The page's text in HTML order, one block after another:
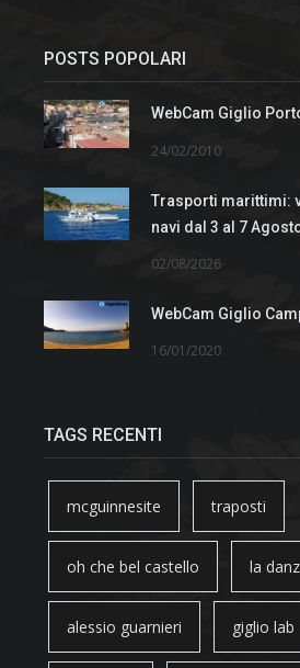
POSTS POPOLARI
WebCam Giglio
24/02/2010
Trasporti marittimi:
navi dal 3 al 7
02/08/2026
WebCam Giglio
16/01/2020
TAGS RECENTI
mcguinnesite traposti
oh che bel castello la
alessio guarnieri giglio lab